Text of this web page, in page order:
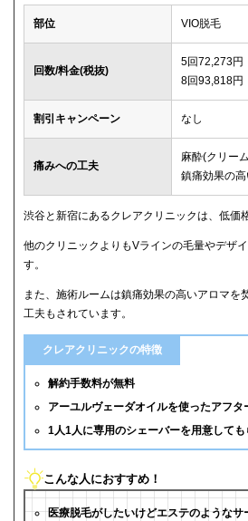
部位 VIO脱毛
回数/料金(税抜)
5回72,273円
8回93,818円
割引キャンペーン なし
痛みへの工夫
麻酔(クリー
鎮痛効果の
渋谷と新宿にあるクレアクリニックは、低価
他のクリニックよりもVラインの毛量やデザ
す。
また、施術ルームは鎮痛効果の高いアロマを
工夫もされています。
クレアクリニックの特徴
解約手数料が無料
アーユルヴェーダオイルを使ったアフタ
1人1人に専用のシェーバーを用意しても
こんな人におすすめ！
医療脱毛がしたいけどエステのようなサ